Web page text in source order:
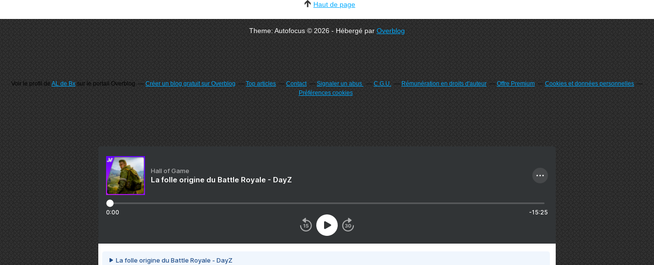
Haut de page
Theme: Autofocus © 2026 - Hébergé parOverblog
Voir le profil deAL de Bxsur le portail Overblog Créer un blog gratuit sur Overblog Top articles Contact Signaler un abus C.G.U. Rémunération en droits d'auteur Offre Premium
Cookies et données personnelles
Préférences cookies
Hall of Game
La folle origine du Battle Royale - DayZ
0:00 -15:25
La folle origine du Battle Royale - DayZ